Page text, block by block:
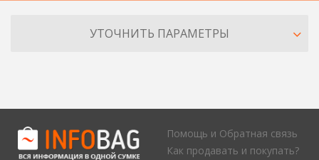
УТОЧНИТЬ ПАРАМЕТРЫ
Помощь и Обратная связь
Как продавать и покупать?